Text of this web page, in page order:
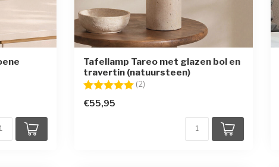
Tafellamp Tareo met glazen bol en
travertin (natuursteen)
Beoordeling: (2)
€55,95